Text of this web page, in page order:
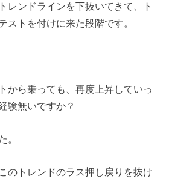
レンドラインを下抜いてきて、ト
ストを付けに来た段階です。
から乗っても、再度上昇していっ
験無いですか？
。
のトレンドのラス押し戻りを抜け